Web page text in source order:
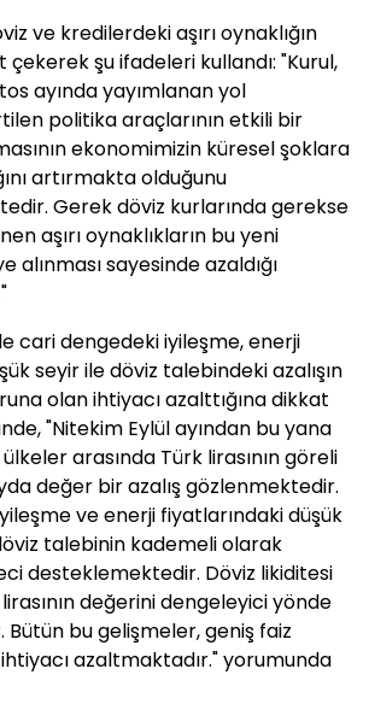
ve kredilerdeki aşırı oynaklığın
çekerek şu ifadeleri kullandı: "Kurul,
ayında yayımlanan yol
politika araçlarının etkili bir
ekonomimizin küresel şoklara
artırmakta olduğunu
Gerek döviz kurlarında gerekse
aşırı oynaklıkların bu yeni
alınması sayesinde azaldığı
cari dengedeki iyileşme, enerji
seyir ile döviz talebindeki azalışın
olan ihtiyacı azalttığına dikkat
"Nitekim Eylül ayından bu yana
arasında Türk lirasının göreli
değer bir azalış gözlenmektedir.
ve enerji fiyatlarındaki düşük
talebinin kademeli olarak
desteklemektedir. Döviz likiditesi
değerini dengeleyici yönde
Bütün bu gelişmeler, geniş faiz
azaltmaktadır." yorumunda